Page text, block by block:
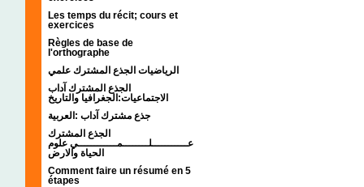
Les temps du récit; cours et
exercices
Règles de base de
l'orthographe
الرياضيات الجذع المشترك علمي
الجذع المشترك آداب
الاجتماعيات:الجغرافيا والتاريخ
جذع مشترك آداب :العربية
الجذع المشترك
عـــــــــــلــــــــمــــــــــــي علوم
الحياة والارض
Comment faire un résumé en 5
étapes